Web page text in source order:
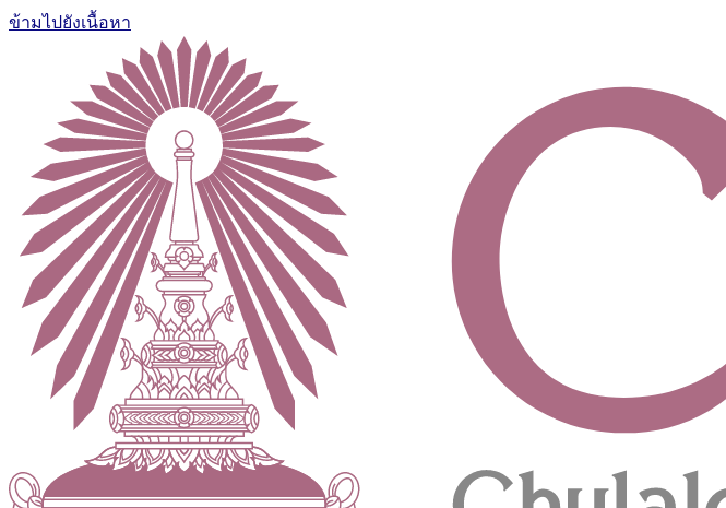
ข้ามไปยังเนื้อหา